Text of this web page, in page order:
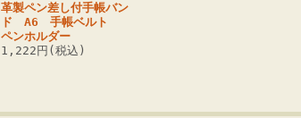
革製ペン差し付手帳バン
ド A6 手帳ベルト
ペンホルダー
1,222円(税込)